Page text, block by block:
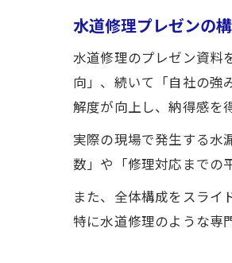
水道修理プレゼンの
水道修理のプレゼン資料
向」、続いて「自社の強
解度が向上し、納得感を
実際の現場で発生する水
数」や「修理対応までの
また、全体構成をスライ
特に水道修理のような専